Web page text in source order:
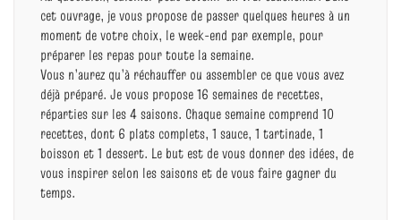
cet ouvrage, je vous propose de passer quelques heures à un
moment de votre choix, le week-end par exemple, pour
préparer les repas pour toute la semaine.
Vous n’aurez qu’à réchauffer ou assembler ce que vous avez
déjà préparé. Je vous propose 16 semaines de recettes,
réparties sur les 4 saisons. Chaque semaine comprend 10
recettes, dont 6 plats complets, 1 sauce, 1 tartinade, 1
boisson et 1 dessert. Le but est de vous donner des idées, de
vous inspirer selon les saisons et de vous faire gagner du
temps.